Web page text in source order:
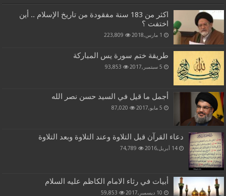
اكثر من 183 سنة مفقودة من تاريخ الإسلام .. أين
اختفت ؟
1 مارس,2018 223,809
طريقة ختم سورة يس المباركة
5 سبتمبر,2017 93,853
أجمل ما قيل في السيد حسن نصر الله
5 مايو,2017 87,020
دعاء القرآن قبل التلاوة وعند التلاوة وبعد التلاوة
14 أبريل,2016 74,789
أبيات في رثاء الامام الكاظم عليه السلام
10 ديسمبر,2017 59,853